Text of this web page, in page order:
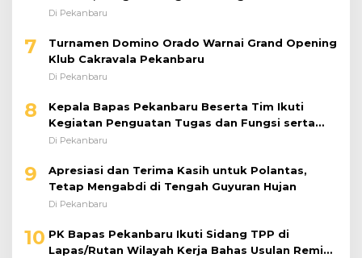
Perkuat Kinerja Satuan
Di Pekanbaru
7
Turnamen Domino Orado Warnai Grand Opening
Klub Cakravala Pekanbaru
Di Pekanbaru
8
Kepala Bapas Pekanbaru Beserta Tim Ikuti
Kegiatan Penguatan Tugas dan Fungsi serta
Paparan Penempatan WBP ke Lapas Terbuka
Di Pekanbaru
9
Apresiasi dan Terima Kasih untuk Polantas,
Tetap Mengabdi di Tengah Guyuran Hujan
Di Pekanbaru
10 PK Bapas Pekanbaru Ikuti Sidang TPP di
Lapas/Rutan Wilayah Kerja Bahas Usulan Remisi